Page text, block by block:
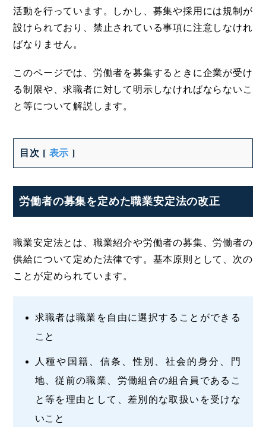
活動を行っています。しかし、募集や採用には規制が
設けられており、禁止されている事項に注意しなけれ
ばなりません。
このページでは、労働者を募集するときに企業が受け
る制限や、求職者に対して明示しなければならないこ
と等について解説します。
目次 [ 表示 ]
労働者の募集を定めた職業安定法の改正
職業安定法とは、職業紹介や労働者の募集、労働者の
供給について定めた法律です。基本原則として、次の
ことが定められています。
求職者は職業を自由に選択することができる
こと
人種や国籍、信条、性別、社会的身分、門
地、従前の職業、労働組合の組合員であるこ
と等を理由として、差別的な取扱いを受けな
いこと